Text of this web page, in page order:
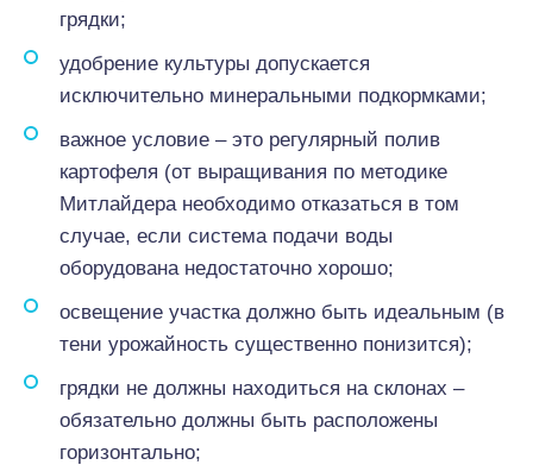
грядки;
удобрение культуры допускается
исключительно минеральными подкормками;
важное условие – это регулярный полив
картофеля (от выращивания по методике
Митлайдера необходимо отказаться в том
случае, если система подачи воды
оборудована недостаточно хорошо;
освещение участка должно быть идеальным (в
тени урожайность существенно понизится);
грядки не должны находиться на склонах –
обязательно должны быть расположены
горизонтально;